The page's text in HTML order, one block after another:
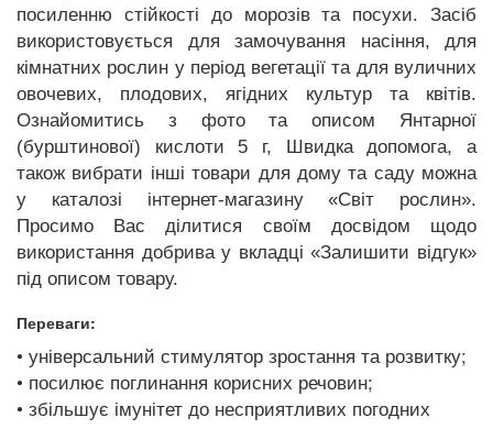
посиленню стійкості до морозів та посухи. Засіб
використовується для замочування насіння, для
кімнатних рослин у період вегетації та для вуличних
овочевих, плодових, ягідних культур та квітів.
Ознайомитись з фото та описом Янтарної
(бурштинової) кислоти 5 г, Швидка допомога, а
також вибрати інші товари для дому та саду можна
у каталозі інтернет-магазину «Світ рослин».
Просимо Вас ділитися своїм досвідом щодо
використання добрива у вкладці «Залишити відгук»
під описом товару.
Переваги:
• універсальний стимулятор зростання та розвитку;
• посилює поглинання корисних речовин;
• збільшує імунітет до несприятливих погодних